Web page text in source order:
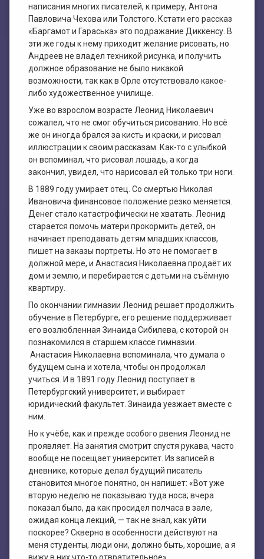
написания многих писателей, к примеру, Антона
Павловича Чехова или Толстого. Кстати его рассказ
«Баргамот и Гараська» это подражание Диккенсу. В
эти же годы к нему приходит желание рисовать, но
Андреев не владел техникой рисунка, и получить
должное образование не было никакой
возможности, так как в Орле отсутствовало какое-
либо художественное училище.
Уже во взрослом возрасте Леонид Николаевич
сожалел, что не смог обучиться рисованию. Но всё
же он иногда брался за кисть и краски, и рисовал
иллюстрации к своим рассказам. Как-то с улыбкой
он вспоминал, что рисовал лошадь, а когда
закончил, увидел, что нарисовал ей только три ноги.
В 1889 году умирает отец. Со смертью Николая
Ивановича финансовое положение резко меняется.
Денег стало катастрофически не хватать. Леонид
старается помочь матери прокормить детей, он
начинает преподавать детям младших классов,
пишет на заказы портреты. Но это не помогает в
должной мере, и Анастасия Николаевна продаёт их
дом и землю, и перебирается с детьми на съёмную
квартиру.
По окончании гимназии Леонид решает продолжить
обучение в Петербурге, его решение поддерживает
его возлюбленная Зинаида Сибилева, с которой он
познакомился в старшем классе гимназии.
Анастасия Николаевна вспоминала, что думала о
будущем сына и хотела, чтобы он продолжал
учиться. И в 1891 году Леонид поступает в
Петербургский университет, и выбирает
юридический факультет. Зинаида уезжает вместе с
ним.
Но к учёбе, как и прежде особого рвения Леонид не
проявляет. На занятия смотрит спустя рукава, часто
вообще не посещает университет. Из записей в
дневнике, которые делал будущий писатель
становится многое понятно, он напишет: «Вот уже
вторую неделю не показываю туда носа; вчера
показал было, да как просидел полчаса в зале,
ожидая конца лекций, — так не знал, как уйти
поскорее? Скверно в особенности действуют на
меня студенты, люди они, должно быть, хорошие, а я